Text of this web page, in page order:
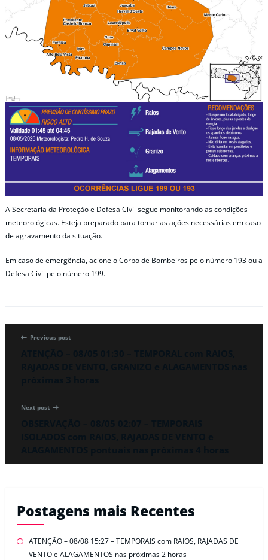
A Secretaria da Proteção e Defesa Civil segue monitorando as condições
meteorológicas. Esteja preparado para tomar as ações necessárias em caso
de agravamento da situação.
Em caso de emergência, acione o Corpo de Bombeiros pelo número 193 ou a
Defesa Civil pelo número 199.
Previous post
Next post
Postagens mais Recentes
ATENÇÃO – 08/08 15:27 – TEMPORAIS com RAIOS, RAJADAS DE
VENTO e ALAGAMENTOS nas próximas 2 horas